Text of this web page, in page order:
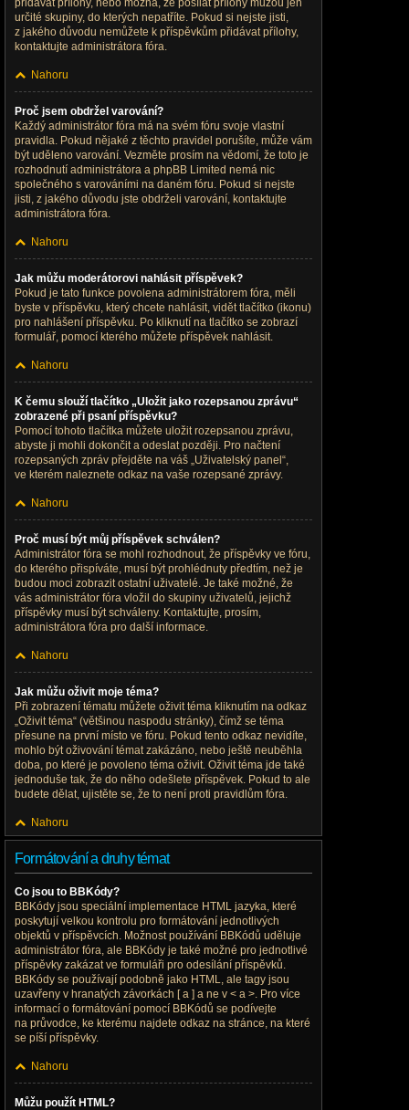
přidávat přílohy, nebo možná, že posílat přílohy můžou jen
určité skupiny, do kterých nepatříte. Pokud si nejste jisti,
z jakého důvodu nemůžete k příspěvkům přidávat přílohy,
kontaktujte administrátora fóra.
Nahoru
Proč jsem obdržel varování?
Každý administrátor fóra má na svém fóru svoje vlastní
pravidla. Pokud nějaké z těchto pravidel porušíte, může vám
být uděleno varování. Vezměte prosím na vědomí, že toto je
rozhodnutí administrátora a phpBB Limited nemá nic
společného s varováními na daném fóru. Pokud si nejste
jisti, z jakého důvodu jste obdrželi varování, kontaktujte
administrátora fóra.
Nahoru
Jak můžu moderátorovi nahlásit příspěvek?
Pokud je tato funkce povolena administrátorem fóra, měli
byste v příspěvku, který chcete nahlásit, vidět tlačítko (ikonu)
pro nahlášení příspěvku. Po kliknutí na tlačítko se zobrazí
formulář, pomocí kterého můžete příspěvek nahlásit.
Nahoru
K čemu slouží tlačítko „Uložit jako rozepsanou zprávu“
zobrazené při psaní příspěvku?
Pomocí tohoto tlačítka můžete uložit rozepsanou zprávu,
abyste ji mohli dokončit a odeslat později. Pro načtení
rozepsaných zpráv přejděte na váš „Uživatelský panel“,
ve kterém naleznete odkaz na vaše rozepsané zprávy.
Nahoru
Proč musí být můj příspěvek schválen?
Administrátor fóra se mohl rozhodnout, že příspěvky ve fóru,
do kterého přispíváte, musí být prohlédnuty předtím, než je
budou moci zobrazit ostatní uživatelé. Je také možné, že
vás administrátor fóra vložil do skupiny uživatelů, jejichž
příspěvky musí být schváleny. Kontaktujte, prosím,
administrátora fóra pro další informace.
Nahoru
Jak můžu oživit moje téma?
Při zobrazení tématu můžete oživit téma kliknutím na odkaz
„Oživit téma“ (většinou naspodu stránky), čímž se téma
přesune na první místo ve fóru. Pokud tento odkaz nevidíte,
mohlo být oživování témat zakázáno, nebo ještě neuběhla
doba, po které je povoleno téma oživit. Oživit téma jde také
jednoduše tak, že do něho odešlete příspěvek. Pokud to ale
budete dělat, ujistěte se, že to není proti pravidlům fóra.
Nahoru
Formátování a druhy témat
Co jsou to BBKódy?
BBKódy jsou speciální implementace HTML jazyka, které
poskytují velkou kontrolu pro formátování jednotlivých
objektů v příspěvcích. Možnost používání BBKódů uděluje
administrátor fóra, ale BBKódy je také možné pro jednotlivé
příspěvky zakázat ve formuláři pro odesílání příspěvků.
BBKódy se používají podobně jako HTML, ale tagy jsou
uzavřeny v hranatých závorkách [ a ] a ne v < a >. Pro více
informací o formátování pomocí BBKódů se podívejte
na průvodce, ke kterému najdete odkaz na stránce, na které
se píší příspěvky.
Nahoru
Můžu použít HTML?